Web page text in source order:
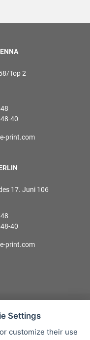
Top 2
40
print.com
17. Juni 106
40
print.com
Settings
customize their use